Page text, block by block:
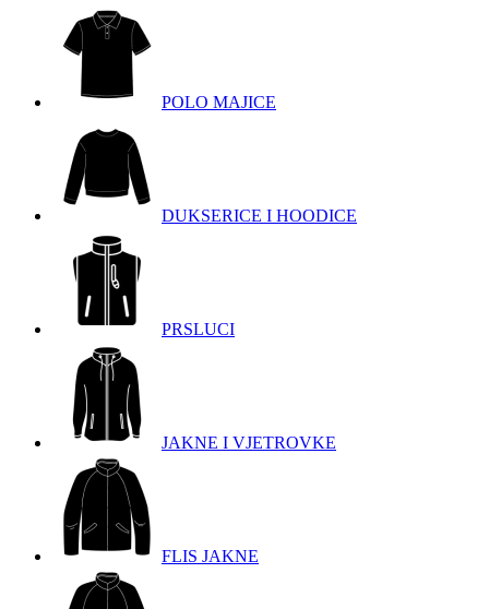
POLO MAJICE
DUKSERICE I HOODICE
PRSLUCI
JAKNE I VJETROVKE
FLIS JAKNE